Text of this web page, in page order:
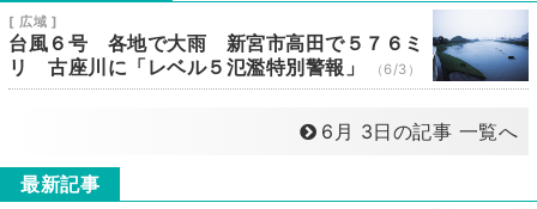
[ 広域 ]
台風６号 各地で大雨 新宮市高田で５７６ミ
リ 古座川に「レベル５氾濫特別警報」
（6/3）
6月 3日の記事 一覧へ
最新記事